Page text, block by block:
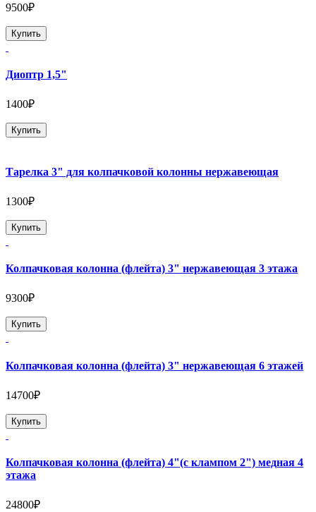
9500₽
Купить
Диоптр 1,5"
1400₽
Купить
Тарелка 3" для колпачковой колонны нержавеющая
1300₽
Купить
Колпачковая колонна (флейта) 3" нержавеющая 3 этажа
9300₽
Купить
Колпачковая колонна (флейта) 3" нержавеющая 6 этажей
14700₽
Купить
Колпачковая колонна (флейта) 4"(с клампом 2") медная 4
этажа
24800₽